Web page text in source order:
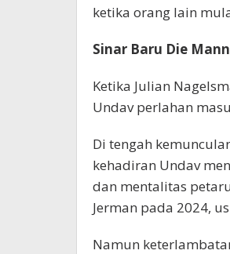
ketika orang lain
Sinar Baru Die
Ketika Julian
Undav perlahan
Di tengah
kehadiran Undav
dan mentalitas
Jerman pada 2024,
Namun